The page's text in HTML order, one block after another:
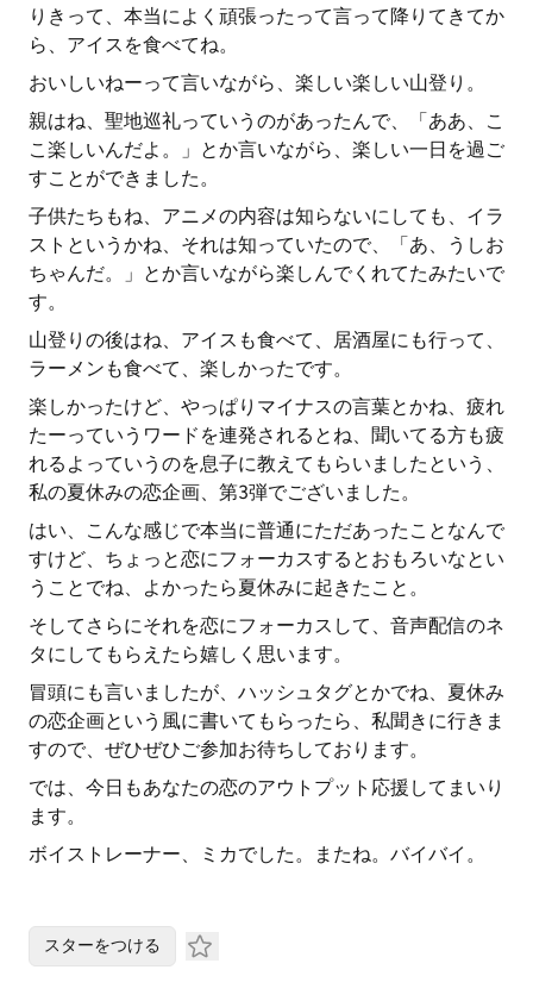
りきって、本当によく頑張ったって言って降りてきてか
ら、アイスを食べてね。
おいしいねーって言いながら、楽しい楽しい山登り。
親はね、聖地巡礼っていうのがあったんで、「ああ、こ
こ楽しいんだよ。」とか言いながら、楽しい一日を過ご
すことができました。
子供たちもね、アニメの内容は知らないにしても、イラ
ストというかね、それは知っていたので、「あ、うしお
ちゃんだ。」とか言いながら楽しんでくれてたみたいで
す。
山登りの後はね、アイスも食べて、居酒屋にも行って、
ラーメンも食べて、楽しかったです。
楽しかったけど、やっぱりマイナスの言葉とかね、疲れ
たーっていうワードを連発されるとね、聞いてる方も疲
れるよっていうのを息子に教えてもらいましたという、
私の夏休みの恋企画、第3弾でございました。
はい、こんな感じで本当に普通にただあったことなんで
すけど、ちょっと恋にフォーカスするとおもろいなとい
うことでね、よかったら夏休みに起きたこと。
そしてさらにそれを恋にフォーカスして、音声配信のネ
タにしてもらえたら嬉しく思います。
冒頭にも言いましたが、ハッシュタグとかでね、夏休み
の恋企画という風に書いてもらったら、私聞きに行きま
すので、ぜひぜひご参加お待ちしております。
では、今日もあなたの恋のアウトプット応援してまいり
ます。
ボイストレーナー、ミカでした。またね。バイバイ。
スターをつける